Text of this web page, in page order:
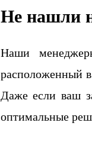
Не нашли
Наши
расположенный
Даже если ваш
оптимальные